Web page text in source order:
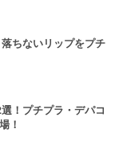
ちないリップをプチ
！プチプラ・デパコ
！